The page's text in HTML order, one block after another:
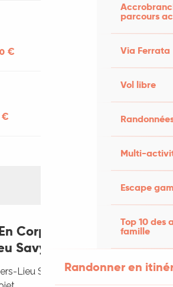
parcours
Via Ferrata
Vol libre
Multi-
Escape
Top 10 des
famille
Randonner en
€
€
Corps des histoires
Savy
Lieu Savy, Mas de Savy,